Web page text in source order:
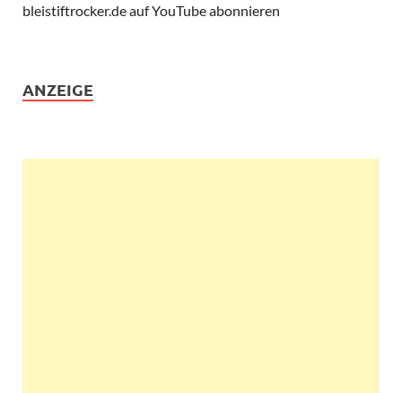
bleistiftrocker.de auf YouTube abonnieren
ANZEIGE